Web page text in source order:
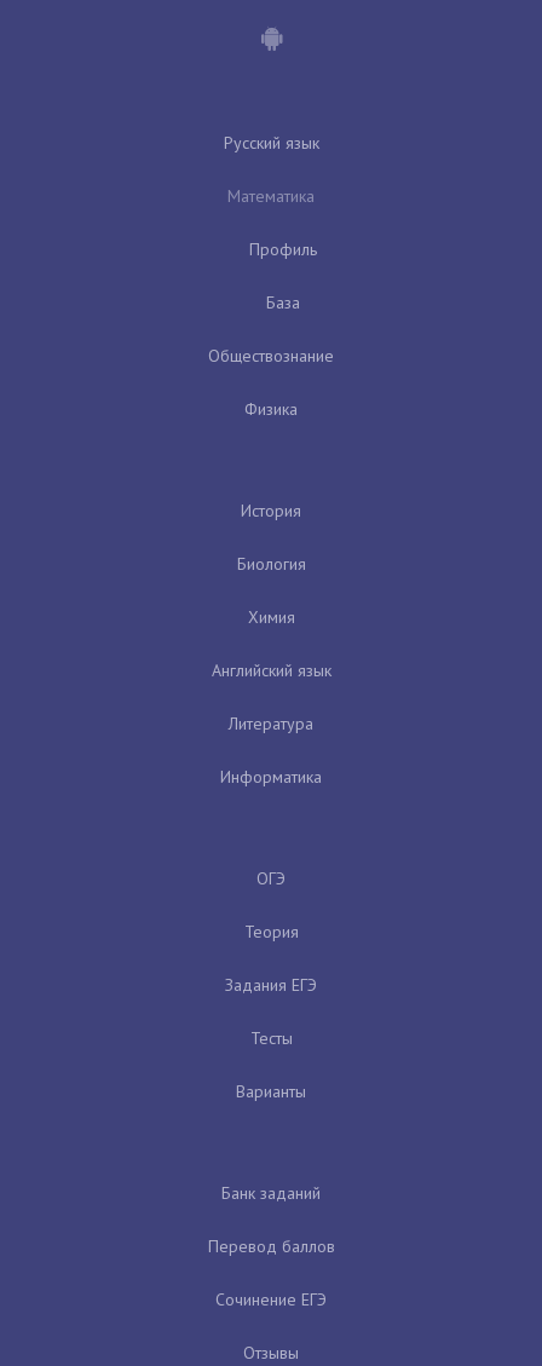
Русский язык
Математика
Профиль
База
Обществознание
Физика
История
Биология
Химия
Английский язык
Литература
Информатика
ОГЭ
Теория
Задания ЕГЭ
Тесты
Варианты
Банк заданий
Перевод баллов
Сочинение ЕГЭ
Отзывы